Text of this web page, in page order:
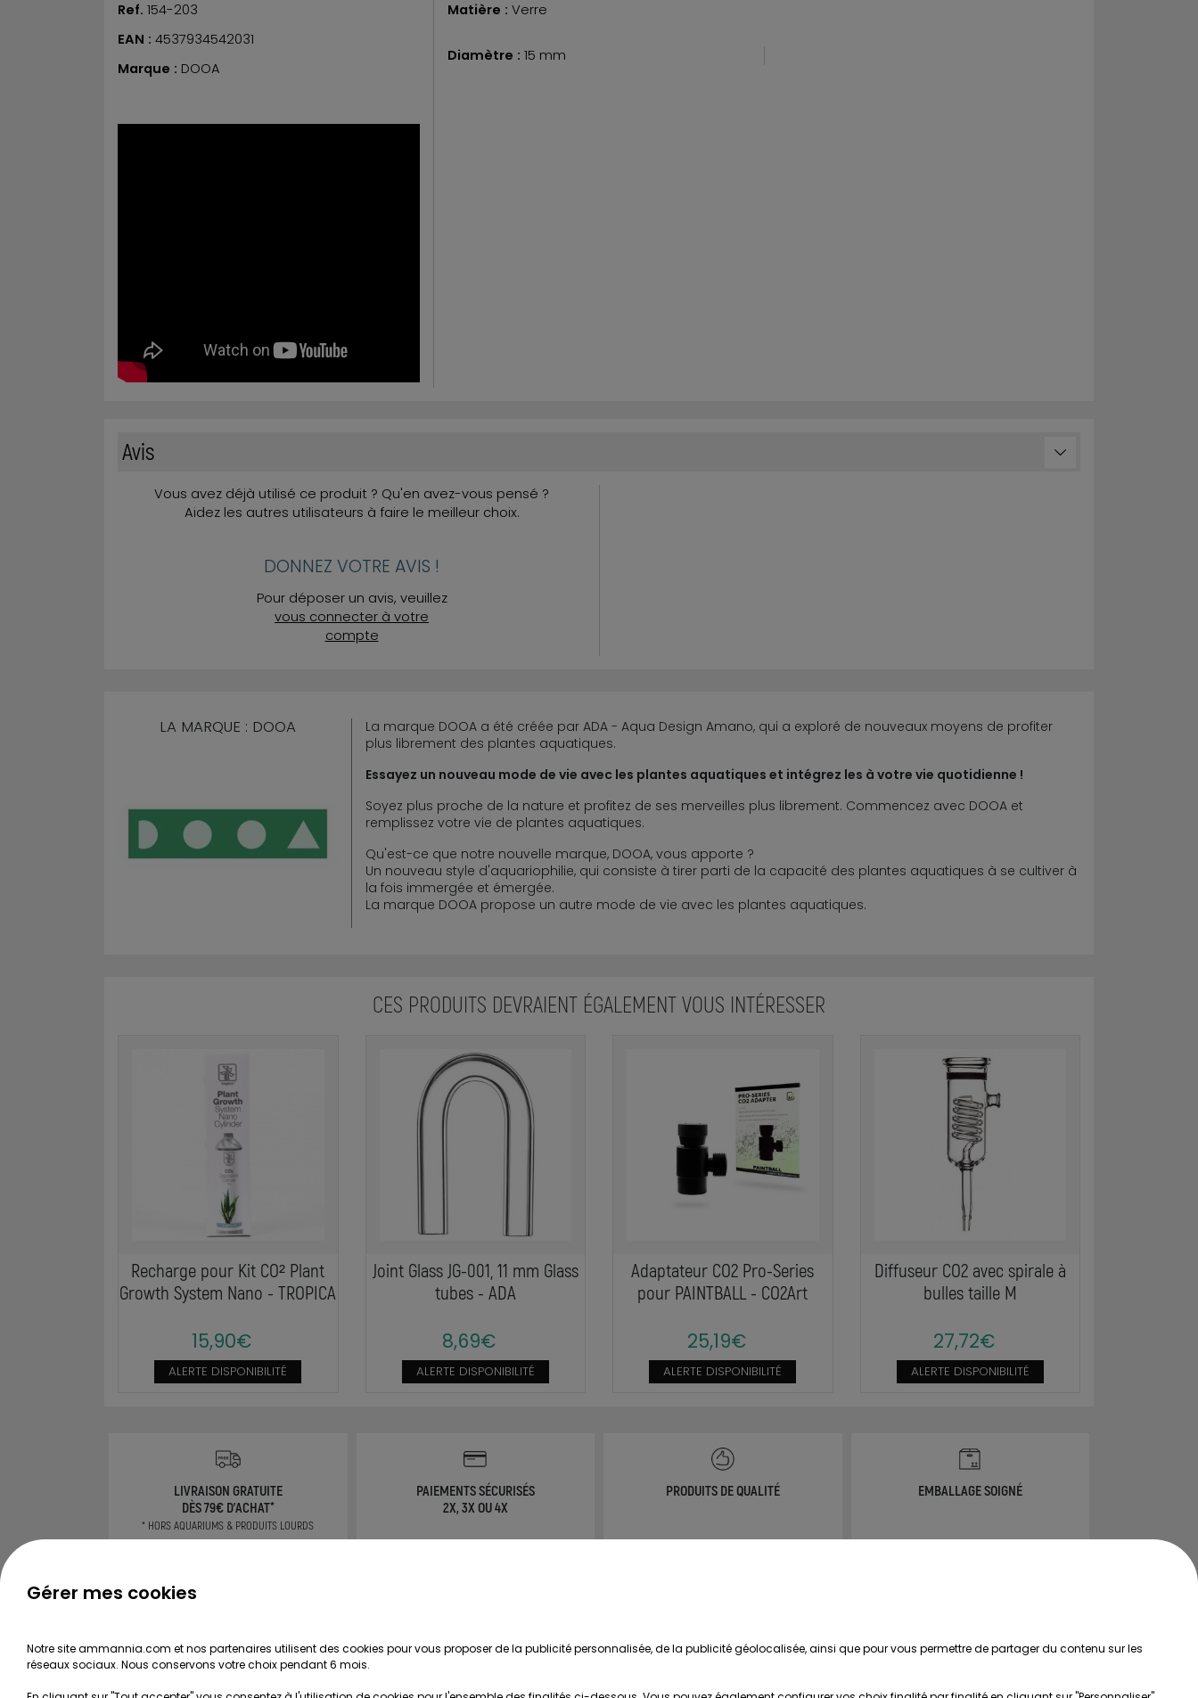
Ref. 154-203
EAN : 4537934542031
Marque : DOOA
Matière : Verre
Diamètre : 15 mm
Avis
Vous avez déjà utilisé ce produit ? Qu'en avez-vous pensé ?
Aidez les autres utilisateurs à faire le meilleur choix.
DONNEZ VOTRE AVIS !
Pour déposer un avis, veuillez
vous connecter à votre
compte
LA MARQUE : DOOA
La marque DOOA a été créée par ADA - Aqua Design Amano, qui a exploré de nouveaux moyens de profiter
plus librement des plantes aquatiques.
Essayez un nouveau mode de vie avec les plantes aquatiques et intégrez les à votre vie quotidienne !
Soyez plus proche de la nature et profitez de ses merveilles plus librement. Commencez avec DOOA et
remplissez votre vie de plantes aquatiques.
Qu'est-ce que notre nouvelle marque, DOOA, vous apporte ?
Un nouveau style d'aquariophilie, qui consiste à tirer parti de la capacité des plantes aquatiques à se cultiver à
la fois immergée et émergée.
La marque DOOA propose un autre mode de vie avec les plantes aquatiques.
CES PRODUITS DEVRAIENT ÉGALEMENT VOUS INTÉRESSER
Recharge pour Kit CO² Plant
Growth System Nano - TROPICA
15,90€
ALERTE DISPONIBILITÉ
Joint Glass JG-001, 11 mm Glass
tubes - ADA
8,69€
ALERTE DISPONIBILITÉ
Adaptateur CO2 Pro-Series
pour PAINTBALL - CO2Art
25,19€
ALERTE DISPONIBILITÉ
Diffuseur CO2 avec spirale à
bulles taille M
27,72€
ALERTE DISPONIBILITÉ
LIVRAISON GRATUITE
DÈS 79€ D'ACHAT*
* HORS AQUARIUMS & PRODUITS LOURDS
PAIEMENTS SÉCURISÉS
2X, 3X OU 4X
PRODUITS DE QUALITÉ EMBALLAGE SOIGNÉ
CONSEILS
Choisir ses plantes d'aquarium
Recherche de Notices de produits
Avantages
Gérer mes cookies
Notre site ammannia.com et nos partenaires utilisent des cookies pour vous proposer de la publicité personnalisée, de la publicité géolocalisée, ainsi que pour vous permettre de partager du contenu sur les
réseaux sociaux. Nous conservons votre choix pendant 6 mois.